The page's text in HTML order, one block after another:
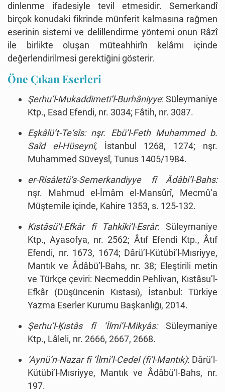
dinlenme ifadesiyle tevil etmesidir. Semerkandî
birçok konudaki fikrinde münferit kalmasına rağmen
eserinin sistemi ve delillendirme yöntemi onun Râzî
ile birlikte oluşan müteahhirîn kelâmı içinde
değerlendirilmesi gerektiğini gösterir.
Öne Çıkan Eserleri
Şerhu’l-Mukaddimeti’l-Burhâniyye: Süleymaniye
Ktp., Esad Efendi, nr. 3034; Fâtih, nr. 3087.
Eşkâlü’t-Te‘sîs: nşr. Ebü’l-Feth Muhammed b.
Saîd el-Hüseynî,İstanbul 1268, 1274; nşr.
Muhammed Süveysî, Tunus 1405/1984.
er-Risâletü’s-Semerkandiyye fî Âdâbi’l-Bahs:
nşr. Mahmud el-İmâm el-Mansûrî, Mecmû‘a
Müştemile içinde, Kahire 1353, s. 125-132.
Kıstâsü’l-Efkâr fî Tahkîki’l-Esrâr: Süleymaniye
Ktp., Ayasofya, nr. 2562; Âtıf Efendi Ktp., Âtıf
Efendi, nr. 1673, 1674; Dârü’l-Kütübi’l-Mısriyye,
Mantık ve Âdâbü’l-Bahs, nr. 38; Eleştirili metin
ve Türkçe çeviri: Necmeddin Pehlivan, Kıstâsu’l-
Efkâr (Düşüncenin Kıstası), İstanbul: Türkiye
Yazma Eserler Kurumu Başkanlığı, 2014.
Şerhu’l-Ķıstâs fî ‘İlmi’l-Mikyâs:Süleymaniye
Ktp., Lâleli, nr. 2666, 2667, 2668.
‘Aynü’n-Nazar fî ‘İlmi’l-Cedel (fi’l-Mantık): Dârü’l-
Kütübi’l-Mısriyye, Mantık ve Âdâbü’l-Bahs, nr.
197.